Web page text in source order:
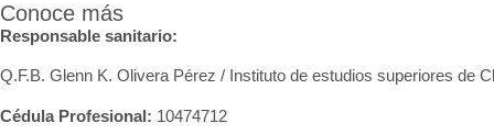
Conoce más
Responsable sanitario:
Q.F.B. Glenn K. Olivera Pérez / Instituto de estudios superiores de
Cédula Profesional: 10474712